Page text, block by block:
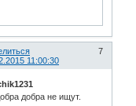
7
11:00:30
добра не ищут.